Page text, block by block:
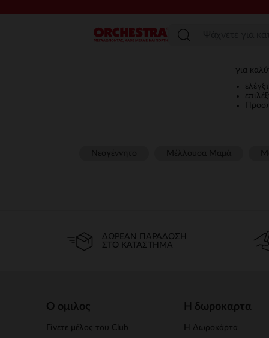
Μενού
για
ΔΩΡΕΆΝ ΠΑΡΆΔΟΣΗ
ΣΤΟ ΚΑΤΆΣΤΗΜΑ
Ο ομιλος
Γίνετε μέλος του Club
Η δωροκαρτα
Η Δωροκάρτα